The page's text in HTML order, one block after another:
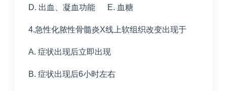
D. 出血、凝血功能 E. 血糖
4.急性化脓性骨髓炎X线上软组织改变出现于
A. 症状出现后立即出现
B. 症状出现后6小时左右